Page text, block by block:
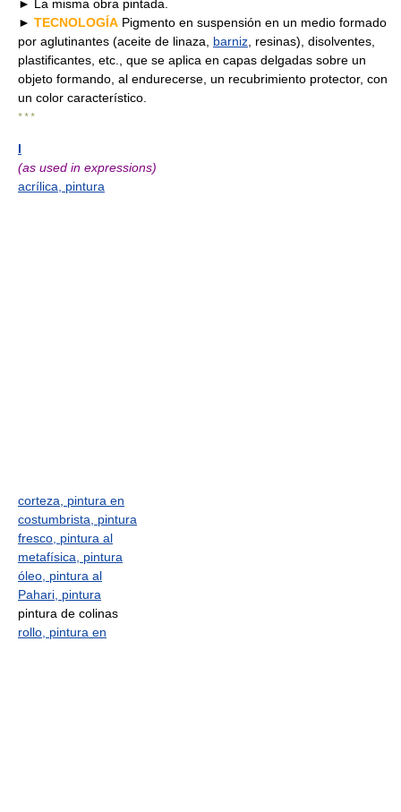
► La misma obra pintada.
► TECNOLOGÍA Pigmento en suspensión en un medio formado
por aglutinantes (aceite de linaza, barniz , resinas), disolventes,
plastificantes, etc., que se aplica en capas delgadas sobre un
objeto formando, al endurecerse, un recubrimiento protector, con
un color característico.
* * *
I
(as used in expressions)
acrílica, pintura
corteza, pintura en
costumbrista, pintura
fresco, pintura al
metafísica, pintura
óleo, pintura al
Pahari, pintura
pintura de colinas
rollo, pintura en